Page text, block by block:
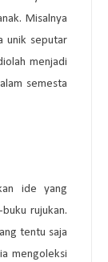
Misalnya
unik seputar
menjadi
semesta
ide yang
rujukan.
tentu saja
mengoleksi